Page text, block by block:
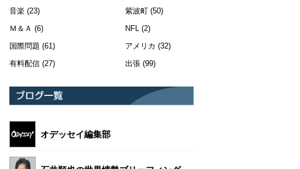
音楽 (23)
Ｍ＆Ａ (6)
国際問題 (61)
有料配信 (27)
紫波町(50)
NFL(2)
アメリカ (32)
出張(99)
オデッセイ編集部